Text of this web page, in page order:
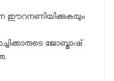
ഈറനണിയിക്കുകയും
ജോബ്മാഷ്